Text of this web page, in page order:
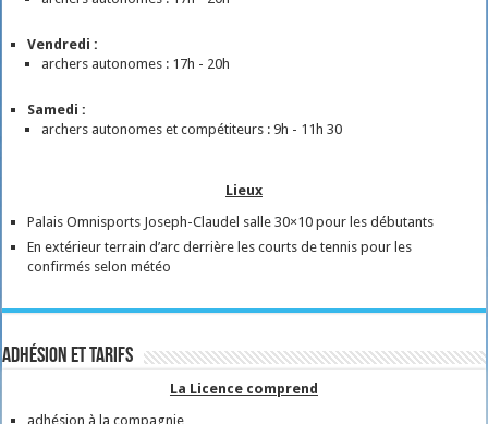
Vendredi :
archers autonomes : 17h - 20h
Samedi :
archers autonomes et compétiteurs : 9h - 11h 30
Lieux
Palais Omnisports Joseph-Claudel salle 30×10 pour les débutants
En extérieur terrain d’arc derrière les courts de tennis pour les
confirmés selon météo
Adhésion et tarifs
La Licence comprend
adhésion à la compagnie